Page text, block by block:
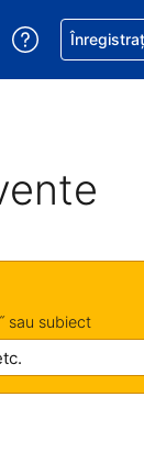
Moneda
limba. Limba
Primiți
sau subiect